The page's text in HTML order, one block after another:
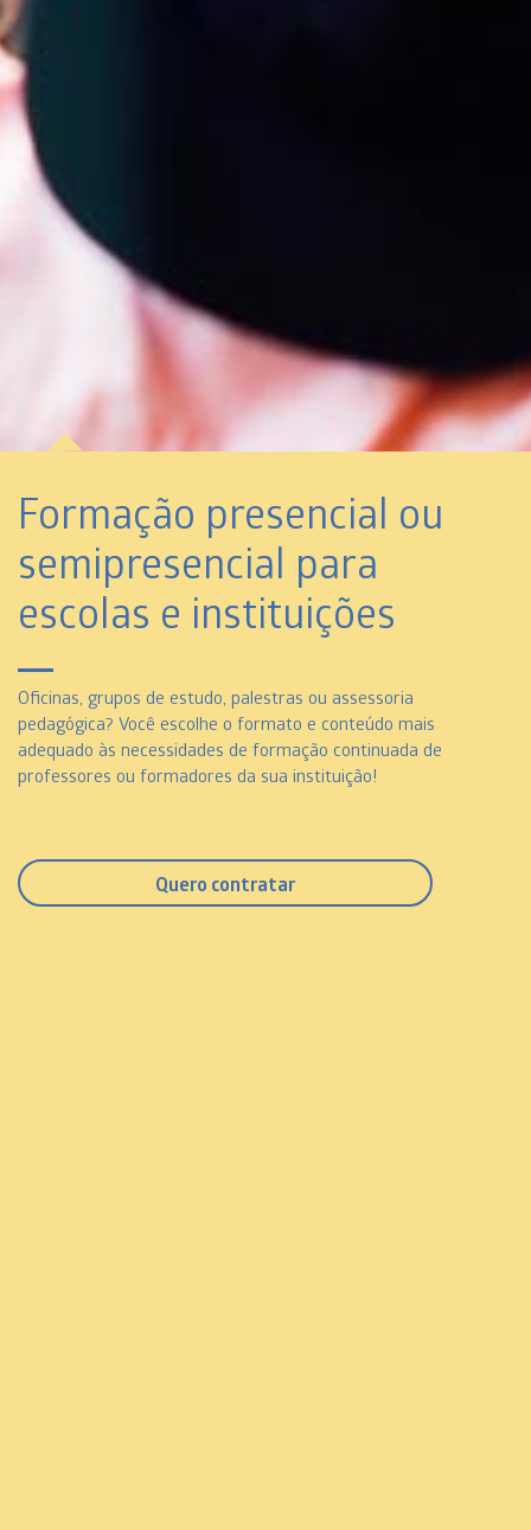
Formação presencial ou
semipresencial para
escolas e instituições
Oficinas, grupos de estudo, palestras ou assessoria
pedagógica? Você escolhe o formato e conteúdo mais
adequado às necessidades de formação continuada de
professores ou formadores da sua instituição!
Quero contratar